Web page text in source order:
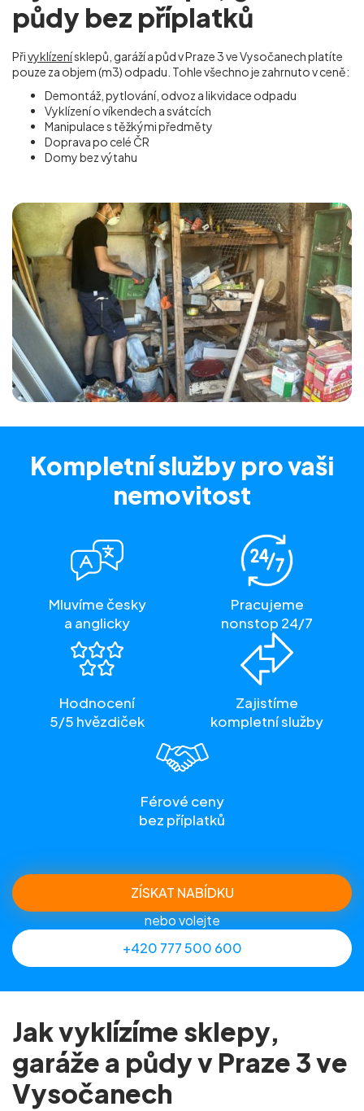
půdy bez příplatků
Přivyklízenísklepů, garáží a půd v Praze 3 ve Vysočanechplatíte
pouze za objem (m3) odpadu. Tohle všechno je zahrnuto v ceně:
Demontáž, pytlování, odvoz a likvidace odpadu
Vyklízení o víkendech a svátcích
Manipulace s těžkými předměty
Doprava po celé ČR
Domy bez výtahu
Kompletní služby pro vaši
nemovitost
Mluvíme česky
a anglicky
Pracujeme
nonstop 24/7
Hodnocení
5/5 hvězdiček
Zajistíme
kompletní služby
Férové ceny
bez příplatků
ZÍSKAT NABÍDKU
nebo volejte
+420 777 500 600
Jak vyklízíme sklepy,
garáže a půdy v Praze 3 ve
Vysočanech